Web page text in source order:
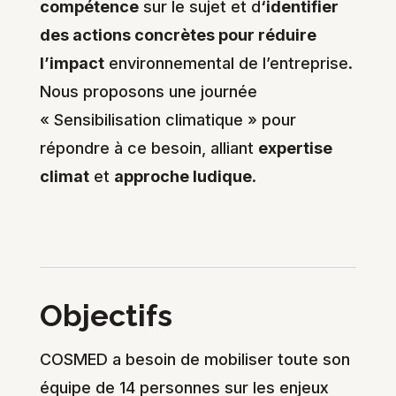
compétencesur le sujet et d‘identifier
des actions concrètes pour réduire
l’impactenvironnemental de l’entreprise.
Nous proposons une journée
« Sensibilisation climatique » pour
répondre à ce besoin, alliant expertise
climatet approche ludique.
Objectifs
COSMED a besoin de mobiliser toute son
équipe de 14 personnes sur les enjeux